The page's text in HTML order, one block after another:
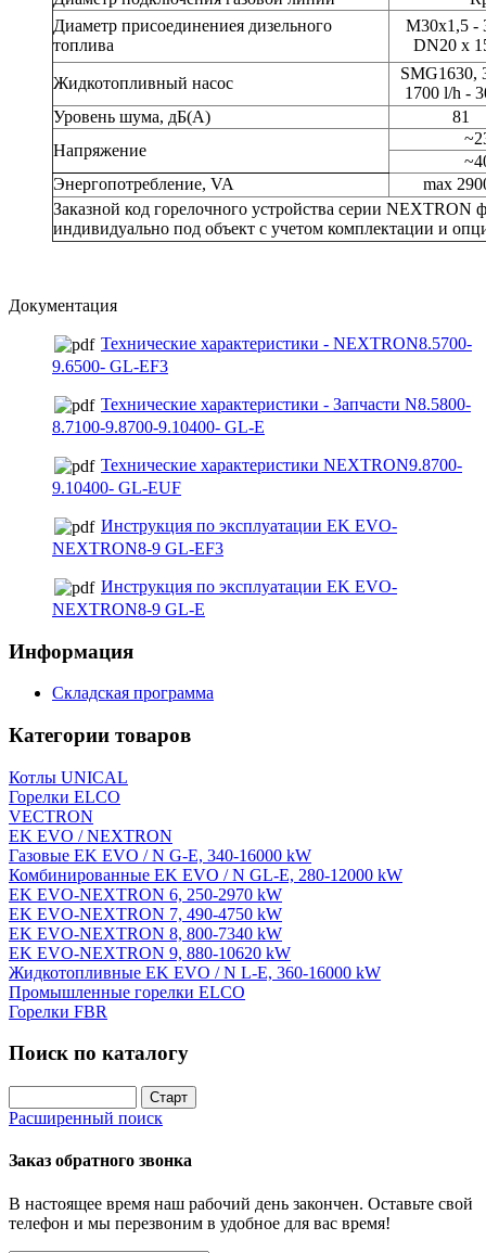
Диаметр присоединениея дизельного
топлива
M30x1,5 -
DN20 x
Жидкотопливный насос
SMG1630,
1700 l/h -
Уровень шума, дБ(А)
81
Напряжение
Энергопотребление, VA
max
Заказной код горелочного устройства серии NEXTRON
индивидуально под объект с учетом комплектации и
Документация
Технические характеристики - NEXTRON8.5700-
9.6500- GL-EF3
Технические характеристики - Запчасти N8.5800-
8.7100-9.8700-9.10400- GL-E
Технические характеристики NEXTRON9.8700-
9.10400- GL-EUF
Инструкция по эксплуатации EK EVO-
NEXTRON8-9 GL-EF3
Инструкция по эксплуатации EK EVO-
NEXTRON8-9 GL-E
Информация
Складская программа
Категории товаров
Котлы UNICAL
Горелки ELCO
VECTRON
EK EVO / NEXTRON
Газовые EK EVO / N G-E, 340-16000 kW
Комбинированные EK EVO / N GL-E, 280-12000 kW
EK EVO-NEXTRON 6, 250-2970 kW
EK EVO-NEXTRON 7, 490-4750 kW
EK EVO-NEXTRON 8, 800-7340 kW
EK EVO-NEXTRON 9, 880-10620 kW
Жидкотопливные EK EVO / N L-E, 360-16000 kW
Промышленные горелки ELCO
Горелки FBR
Поиск по каталогу
Расширенный поиск
Заказ обратного звонка
В настоящее время наш рабочий день закончен. Оставьте свой
телефон и мы перезвоним в удобное для вас время!